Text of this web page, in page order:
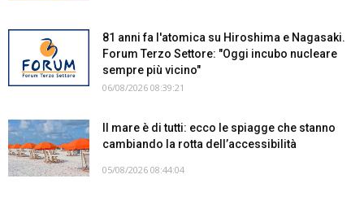
81 anni fa l'atomica su Hiroshima e Nagasaki.
Forum Terzo Settore: "Oggi incubo nucleare
sempre più vicino"
06/08/2026 08:39:21
Il mare è di tutti: ecco le spiagge che stanno
cambiando la rotta dell’accessibilità
05/08/2026 08:44:04